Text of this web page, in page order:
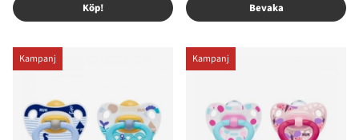
Köp! Bevaka
Kampanj Kampanj